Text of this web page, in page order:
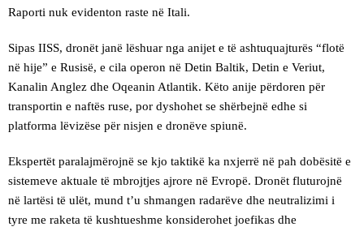
Raporti nuk evidenton raste në Itali.
Sipas IISS, dronët janë lëshuar nga anijet e të ashtuquajturës “flotë
në hije” e Rusisë, e cila operon në Detin Baltik, Detin e Veriut,
Kanalin Anglez dhe Oqeanin Atlantik. Këto anije përdoren për
transportin e naftës ruse, por dyshohet se shërbejnë edhe si
platforma lëvizëse për nisjen e dronëve spiunë.
Ekspertët paralajmërojnë se kjo taktikë ka nxjerrë në pah dobësitë e
sistemeve aktuale të mbrojtjes ajrore në Evropë. Dronët fluturojnë
në lartësi të ulët, mund t’u shmangen radarëve dhe neutralizimi i
tyre me raketa të kushtueshme konsiderohet joefikas dhe